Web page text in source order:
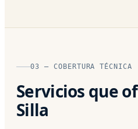
03 — COBERTURA TÉCNICA
Servicios que
Silla